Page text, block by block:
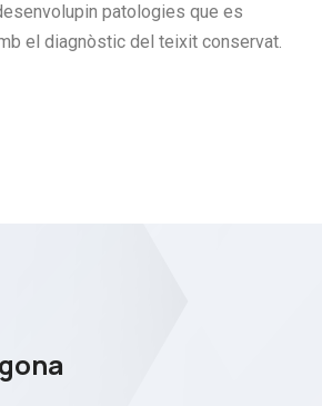
patologies que es
el diagnòstic del teixit conservat.